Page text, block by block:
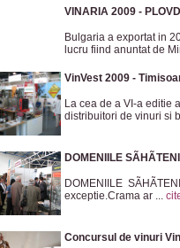
VINARIA 2009 -
Bulgaria a exportat in
lucru fiind anuntat de
VinVest 2009 -
La cea de a VI-a editie
distribuitori de vinuri si
DOMENIILE SÃHÃTENI
DOMENIILE
exceptie.Crama ar ...
Concursul de vinuri